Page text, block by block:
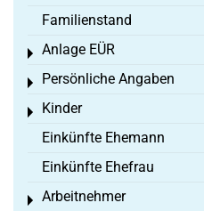
Familienstand
Anlage EÜR
Toggle menu
Persönliche Angaben
Toggle menu
Kinder
Toggle menu
Einkünfte Ehemann
Einkünfte Ehefrau
Arbeitnehmer
Toggle menu